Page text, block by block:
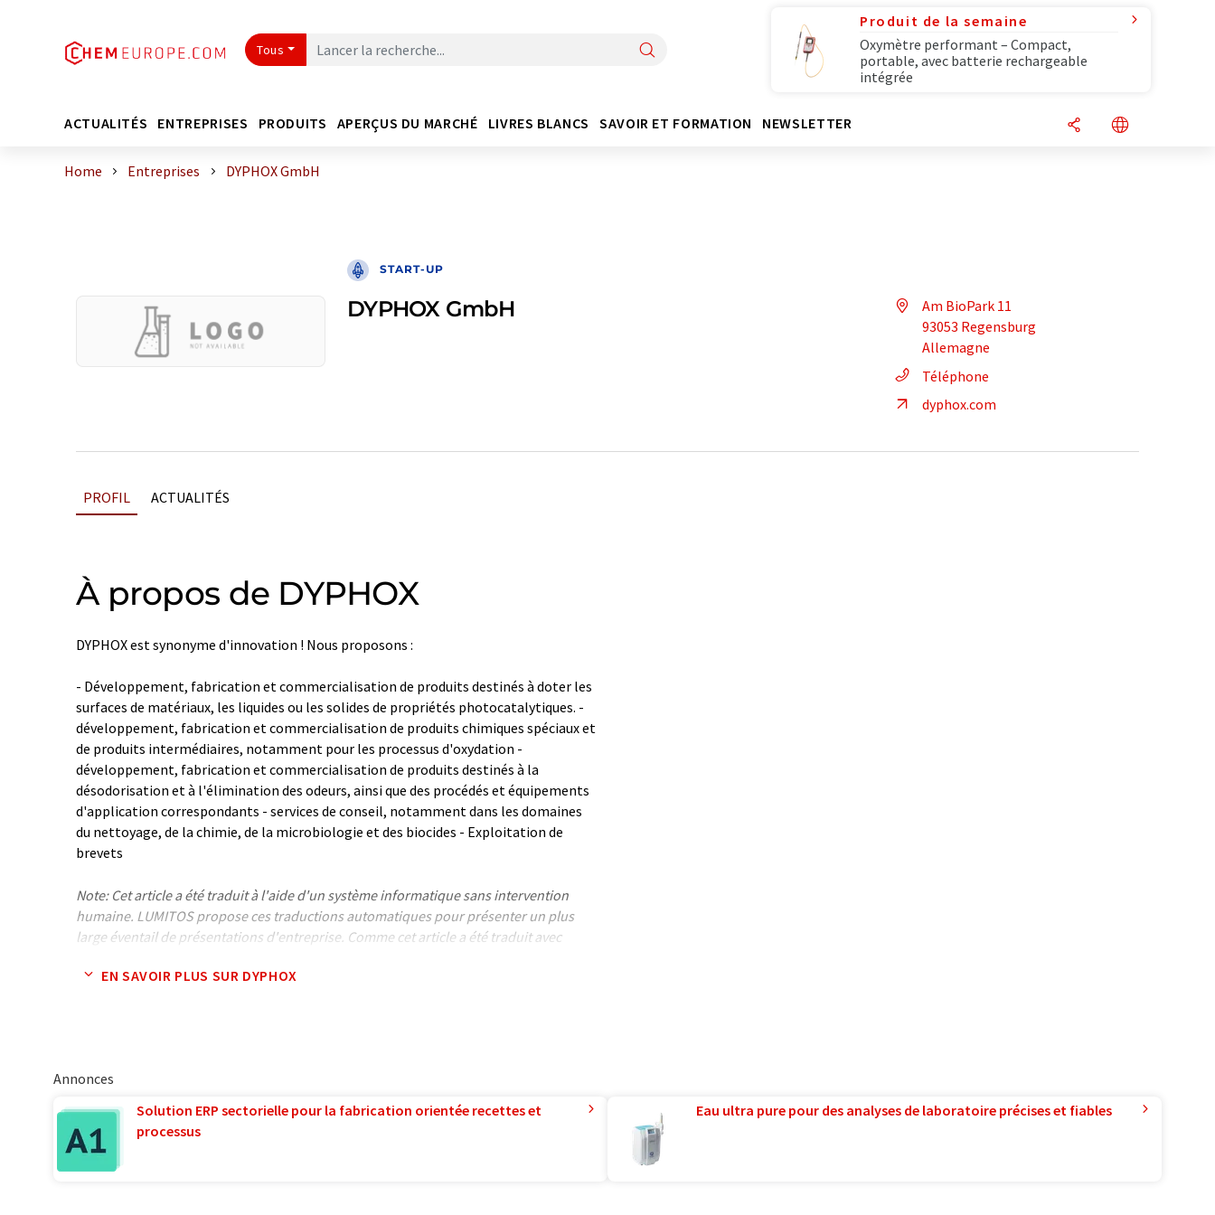
Tous
Produit de la semaine
Oxymètre performant – Compact,
portable, avec batterie rechargeable
intégrée
ACTUALITÉS ENTREPRISES PRODUITS APERÇUS DU MARCHÉ LIVRES BLANCS SAVOIR ET FORMATION NEWSLETTER
Home Entreprises DYPHOX GmbH
START-UP
DYPHOX GmbH
Am BioPark 11
93053 Regensburg
Allemagne
Téléphone
dyphox.com
PROFIL ACTUALITÉS
À propos de DYPHOX
DYPHOX est synonyme d'innovation ! Nous proposons :
- Développement, fabrication et commercialisation de produits destinés à doter les
surfaces de matériaux, les liquides ou les solides de propriétés photocatalytiques. -
développement, fabrication et commercialisation de produits chimiques spéciaux et
de produits intermédiaires, notamment pour les processus d'oxydation -
développement, fabrication et commercialisation de produits destinés à la
désodorisation et à l'élimination des odeurs, ainsi que des procédés et équipements
d'application correspondants - services de conseil, notamment dans les domaines
du nettoyage, de la chimie, de la microbiologie et des biocides - Exploitation de
brevets
Note: Cet article a été traduit à l'aide d'un système informatique sans intervention
humaine. LUMITOS propose ces traductions automatiques pour présenter un plus
large éventail de présentations d'entreprise. Comme cet article a été traduit avec
syntaxe ou de grammaire. L'article original dans Allemand peut être trouvé
EN SAVOIR PLUS SUR DYPHOX
Annonces
Solution ERP sectorielle pour la fabrication orientée recettes et
processus
Eau ultra pure pour des analyses de laboratoire précises et fiables